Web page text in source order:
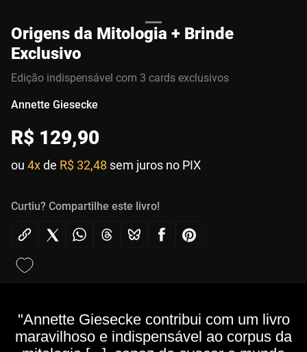
Origens da Mitologia + Brinde
Exclusivo
Edição indispensável com 3 cards exclusivos
Annette Giesecke
R$ 129,90
ou 4xde R$ 32,48 sem juros no PIX
Curtiu? Compartilhe este livro!
"Annette Giesecke contribui com um livro
maravilhoso e indispensável ao corpus da